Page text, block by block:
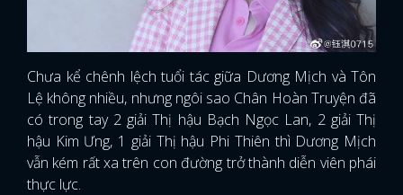
Chưa kể chênh lệch tuổi tác giữa Dương Mịch và Tôn
Lệ không nhiều, nhưng ngôi sao Chân Hoàn Truyện đã
có trong tay 2 giải Thị hậu Bạch Ngọc Lan, 2 giải Thị
hậu Kim Ưng, 1 giải Thị hậu Phi Thiên thì Dương Mịch
vẫn kém rất xa trên con đường trở thành diễn viên phái
thực lực.